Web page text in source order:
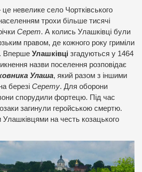
це невелике село Чортківського
трохи більше тисячі
Серет. А колись Улашківці були
правом, де кожного року гриміли
Вперше Улашківці згадуються у 1464
назви поселення розповідає
Улаша, який разом з іншими
березі Серету. Для оборони
спорудили фортецю. Під час
загинули геройською смертю.
на честь козацького